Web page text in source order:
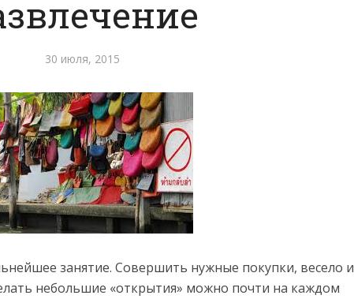
30 июля, 2015
занятие. Совершить нужные покупки, весело и
небольшие «открытия» можно почти на каждом